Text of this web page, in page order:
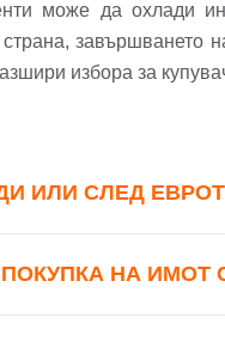
може да охлади
завършването
избора за
ИЛИ СЛЕД
НА ИМОТ